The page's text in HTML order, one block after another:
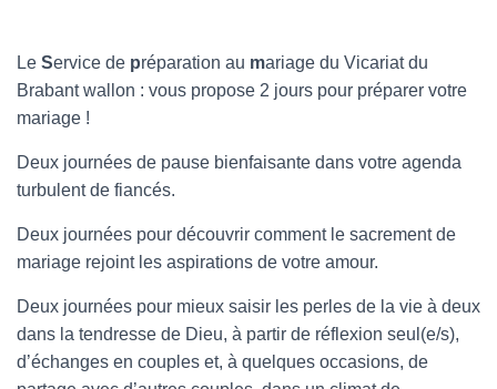
Le Service de préparation au mariage du Vicariat du
Brabant wallon : vous propose 2 jours pour préparer votre
mariage !
Deux journées de pause bienfaisante dans votre agenda
turbulent de fiancés.
Deux journées pour découvrir comment le sacrement de
mariage rejoint les aspirations de votre amour.
Deux journées pour mieux saisir les perles de la vie à deux
dans la tendresse de Dieu, à partir de réflexion seul(e/s),
d’échanges en couples et, à quelques occasions, de